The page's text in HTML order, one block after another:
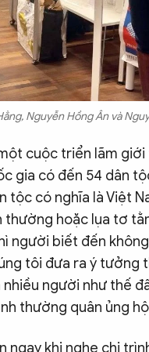
Nguyễn Hồng Ân và
cuộc triển lãm
gia có đến 54 dân
tộc có nghĩa là Việt
thường hoặc lụa tơ
người biết đến
tôi đưa ra ý tưởng
người như thế
thường quân ủng
ngay khi nghe chị